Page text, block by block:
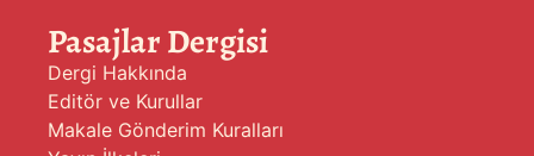
Pasajlar Dergisi
Dergi Hakkında
Editör ve Kurullar
Makale Gönderim Kuralları